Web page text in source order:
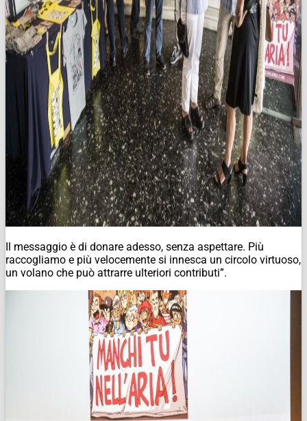
Il messaggio è di donare adesso, senza aspettare. Più
raccogliamo e più velocemente si innesca un circolo virtuoso,
un volano che può attrarre ulteriori contributi”.